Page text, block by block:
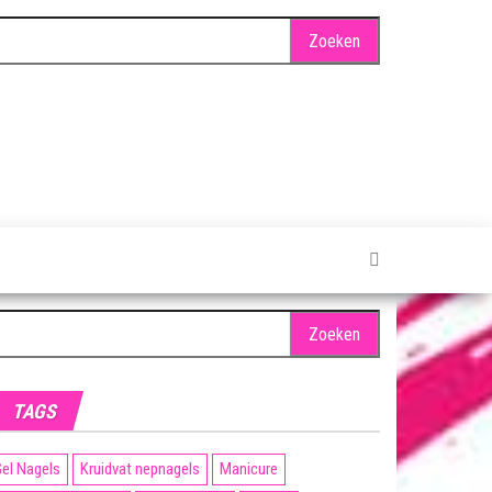
TAGS
Nagels Kruidvat nepnagels
Manicure